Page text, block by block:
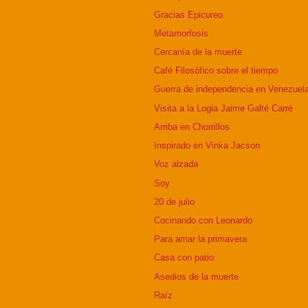
Gracias Epicureo
Metamorfosis
Cercanía de la muerte
Café Filosófico sobre el tiempo
Guerra de independencia en
Visita a la Logia Jaime Galté Carré
Arriba en Chorrillos
Inspirado en Vinka Jacson
Voz alzada
Soy
20 de julio
Cocinando con Leonardo
Para amar la primavera
Casa con patio
Asedios de la muerte
Raíz